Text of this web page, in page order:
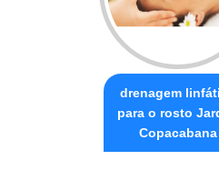
drenagem
para o rosto
Copacabana